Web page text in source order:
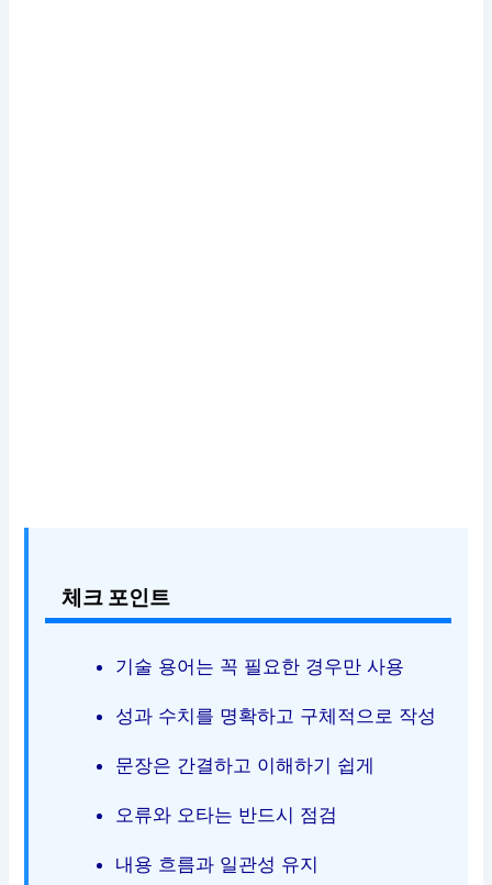
체크 포인트
기술 용어는 꼭 필요한 경우만 사용
성과 수치를 명확하고 구체적으로 작성
문장은 간결하고 이해하기 쉽게
오류와 오타는 반드시 점검
내용 흐름과 일관성 유지